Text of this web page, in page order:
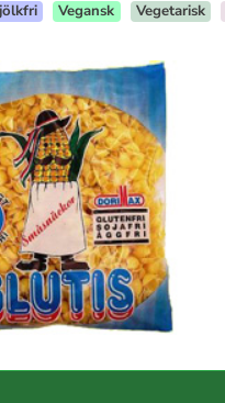
Vegansk Vegetarisk